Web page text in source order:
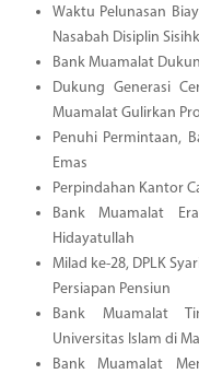
Waktu Pelunasan
Nasabah Disiplin
Bank Muamalat
Dukung Generasi
Muamalat Gulirkan
Penuhi Permintaan,
Emas
Perpindahan Kantor
Bank Muamalat
Hidayatullah
Milad ke-28, DPLK
Persiapan Pensiun
Bank Muamalat
Universitas Islam di
Bank Muamalat